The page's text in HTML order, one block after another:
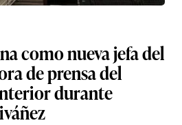
como nueva jefa del
de prensa del
durante